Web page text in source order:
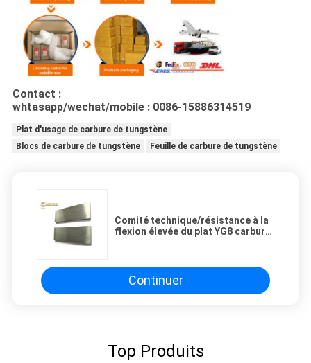
Contact :
whtasapp/wechat/mobile : 0086-15886314519
Plat d'usage de carbure de tungstène
Blocs de carbure de tungstène
Feuille de carbure de tungstène
Comité technique/résistance à la
flexion élevée du plat YG8 carbure
Continuer
Top Produits